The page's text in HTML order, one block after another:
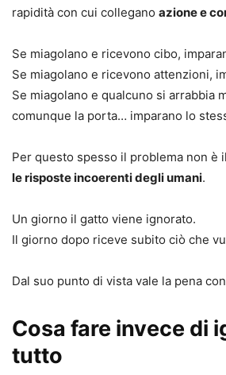
rapidità con cui collegano azione e
Se miagolano e ricevono cibo,
Se miagolano e ricevono attenzioni,
Se miagolano e qualcuno si arrabbia
comunque la porta… imparano lo
Per questo spesso il problema non è
le risposte incoerenti degli umani.
Un giorno il gatto viene ignorato.
Il giorno dopo riceve subito ciò che
Dal suo punto di vista vale la pena
Cosa fare invece di
tutto